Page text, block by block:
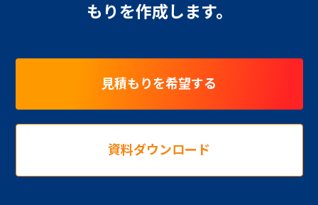
もりを作成します。
見積もりを希望する
資料ダウンロード